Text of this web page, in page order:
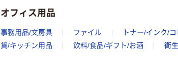
オフィス用品
事務用品/文房具 ファイル トナー/インク/
貨/キッチン用品
飲料/食品/ギフト/お酒 衛